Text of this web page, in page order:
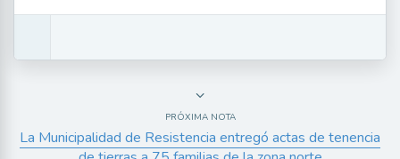
PRÓXIMA NOTA
La Municipalidad de Resistencia entregó actas de tenencia